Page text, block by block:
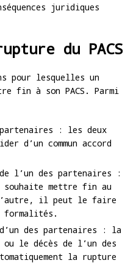
juridiques
du PACS
pour lesquelles un
fin à son PACS. Parmi
partenaires : les deux
d’un commun accord
l’un des partenaires :
mettre fin au
l’autre, il peut le faire
formalités.
des partenaires : la
ou le décès de l’un des
la rupture